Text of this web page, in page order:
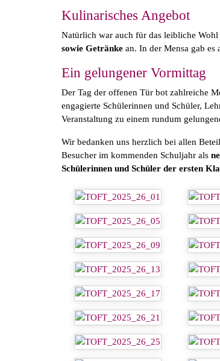
Kulinarisches Angebot
Natürlich war auch für das leibliche
sowie Getränke an. In der Mensa gab es
Ein gelungener Vormittag
Der Tag der offenen Tür bot zahlreiche
engagierte Schülerinnen und Schüler,
Veranstaltung zu einem rundum
Wir bedanken uns herzlich bei allen
Besucher im kommenden Schuljahr als
Schülerinnen und Schüler der ersten